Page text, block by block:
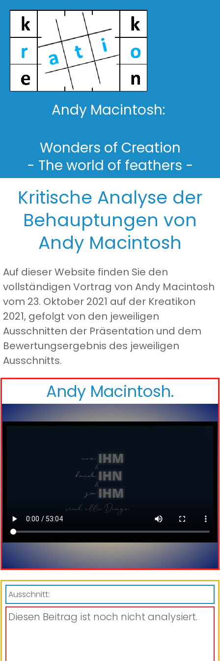
Andy Macintosh:
Wonders of Creation
- The world of feathers -
Kritische Analyse der
Behauptungen von
Andy Macintosh
Auf dieser Website finden Sie den
vollständigen Vortrag von Andy Macintosh
vom 23. Oktober 2021 auf der Kreatikon
2021, gefolgt von den jeweiligen
Ausschnitten der Präsentation und dem
Bewertungsergebnis des jeweiligen
Ausschnitts.
Andy Macintosh.
Ausschnitt:
Diesen Beitrag ist noch nicht analysiert.